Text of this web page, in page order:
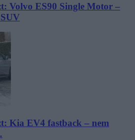
Volvo ES90 Single Motor –
Kia EV4 fastback – nem